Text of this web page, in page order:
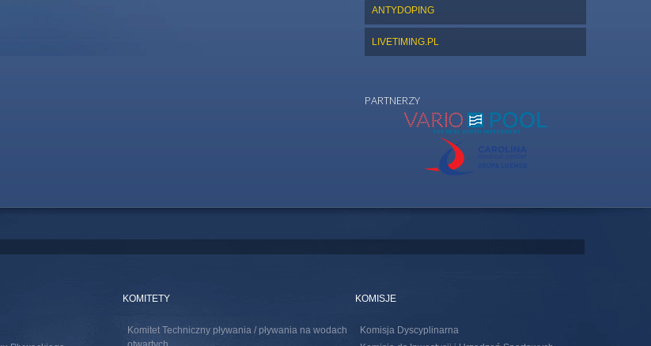
ANTYDOPING
LIVETIMING.PL
PARTNERZY
KOMITETY
Komitet Techniczny pływania / pływania na wodach
KOMISJE
Komisja Dyscyplinarna